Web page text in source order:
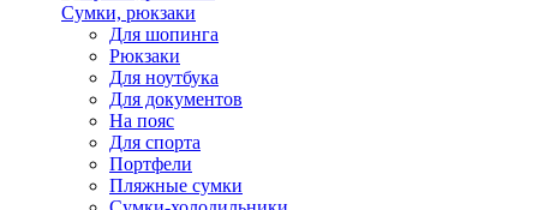
Сумки, рюкзаки
Для шопинга
Рюкзаки
Для ноутбука
Для документов
На пояс
Для спорта
Портфели
Пляжные сумки